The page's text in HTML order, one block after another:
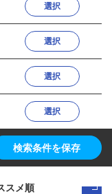
選択
選択
選択
選択
検索条件を保存